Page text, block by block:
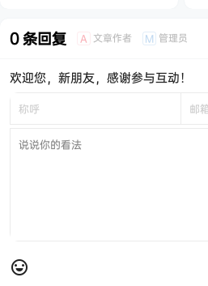
0 条回复 A 文章作者 M 管理员
欢迎您，新朋友，感谢参与互动！